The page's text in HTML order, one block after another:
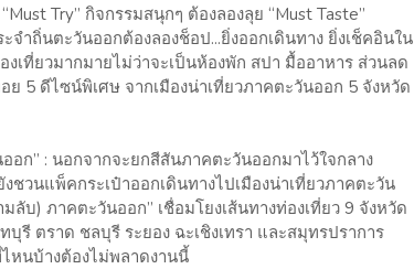
Try” กิจกรรมสนุกๆ ต้องลองลุย “Must Taste”
จำถิ่นตะวันออกต้องลองช็อป...ยิ่งออกเดินทาง ยิ่งเช็คอินใน
เที่ยวมากมายไม่ว่าจะเป็นห้องพัก สปา มื้ออาหาร ส่วนลด
5 ดีไซน์พิเศษ จากเมืองน่าเที่ยวภาคตะวันออก 5 จังหวัด
ก” : นอกจากจะยกสีสันภาคตะวันออกมาไว้ใจกลาง
วนแพ็คกระเป๋าออกเดินทางไปเมืองน่าเที่ยวภาคตะวัน
บ) ภาคตะวันออก” เชื่อมโยงเส้นทางท่องเที่ยว 9 จังหวัด
ตราด ชลบุรี ระยอง ฉะเชิงเทรา และสมุทรปราการ
หนบ้างต้องไม่พลาดงานนี้